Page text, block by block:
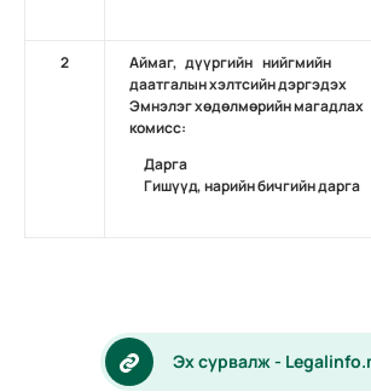
2
Аймаг, дүүргийн нийгмийн
даатгалын хэлтсийн дэргэдэх
Эмнэлэг хөдөлмөрийн магадлах
комисс:
Дарга
Гишүүд, нарийн бичгийн дарга
Эх сурвалж -